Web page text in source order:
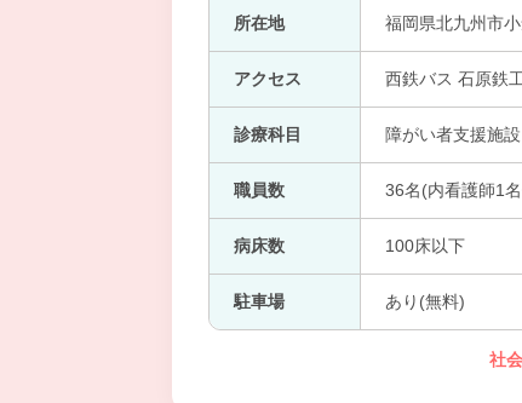
所在地 福岡県北九州市
アクセス 西鉄バス 石原鉄
診療科目 障がい者支援施設
職員数 36名(内看護師1
病床数 100床以下
駐車場 あり(無料)
社